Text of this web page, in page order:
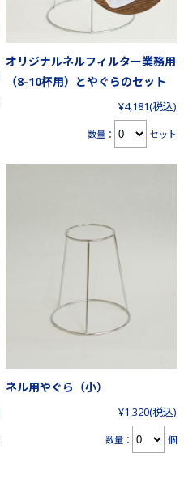
オリジナルネルフィルター業務用
（8-10杯用）とやぐらのセット
¥4,181(税込)
数量： セット
ネル用やぐら（小）
¥1,320(税込)
数量： 個